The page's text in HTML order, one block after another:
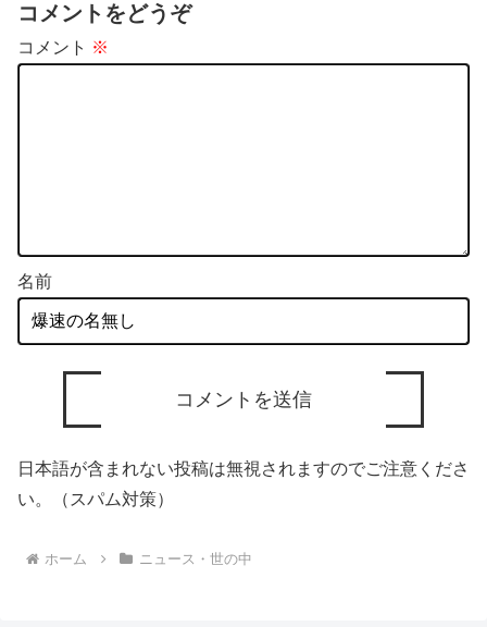
人が入りきらず何百人か長岡で
野宿確定…🫨素晴…
コメントをどうぞ
コメント ※
名前
日本語が含まれない投稿は無視されますのでご注意くださ
い。（スパム対策）
ホーム ニュース・世の中